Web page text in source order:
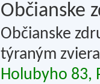
Občianske
Občianske
týraným
Holubyho 83,